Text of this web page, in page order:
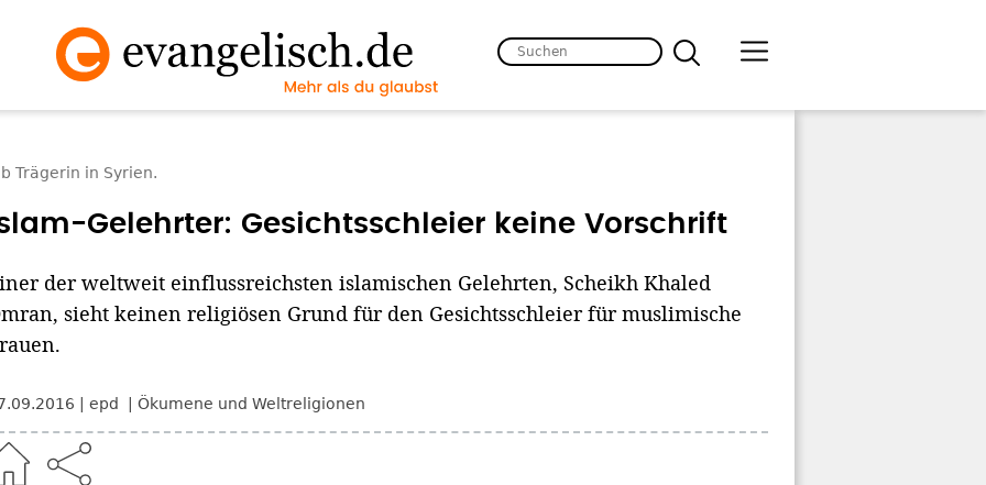
Trägerin in Syrien.
Gelehrter: Gesichtsschleier keine Vorschrift
der weltweit einflussreichsten islamischen Gelehrten, Scheikh Khaled
sieht keinen religiösen Grund für den Gesichtsschleier für muslimische
epd Ökumene und Weltreligionen